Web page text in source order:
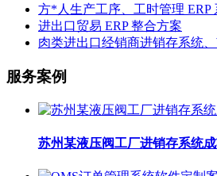
方*人生产工序、工时管理 ERP
进出口贸易 ERP 整合方案
肉类进出口经销商进销存系统
服务案例
苏州某液压阀工厂进销存系统